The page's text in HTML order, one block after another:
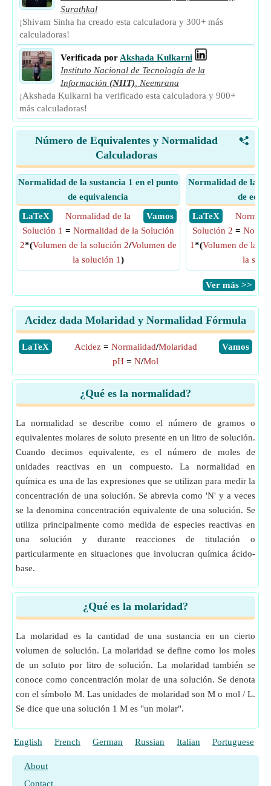
Surathkal
¡Shivam Sinha ha creado esta calculadora y 300+ más
calculadoras!
Verificada por Akshada Kulkarni
Instituto Nacional de Tecnología de la
Información (NIIT)
Neemrana
¡Akshada Kulkarni ha verificado esta calculadora y 900+
más calculadoras!
<
Número de Equivalentes y Normalidad
Calculadoras
Normalidad de la sustancia 1 en el punto
de equivalencia
​ LaTeX
​ Vamos
Normalidad de la
Solución 1 = Normalidad de la Solución
2*(Volumen de la solución 2/Volumen de
la solución 1)
Normalidad de la
de
​ LaTeX
Solución 2 =
1*(Volumen de la
la
​Ver más >>
Acidez dada Molaridad y Normalidad Fórmula
​LaTeX ​Vamos
Acidez= Normalidad/Molaridad
pH = N/Mol
¿Qué es la normalidad?
La normalidad se describe como el número de gramos o
equivalentes molares de soluto presente en un litro de solución.
Cuando decimos equivalente, es el número de moles de
unidades reactivas en un compuesto. La normalidad en
química es una de las expresiones que se utilizan para medir la
concentración de una solución. Se abrevia como 'N' y a veces
se la denomina concentración equivalente de una solución. Se
utiliza principalmente como medida de especies reactivas en
una solución y durante reacciones de titulación o
particularmente en situaciones que involucran química ácido-
base.
¿Qué es la molaridad?
La molaridad es la cantidad de una sustancia en un cierto
volumen de solución. La molaridad se define como los moles
de un soluto por litro de solución. La molaridad también se
conoce como concentración molar de una solución. Se denota
con el símbolo M. Las unidades de molaridad son M o mol / L.
Se dice que una solución 1 M es "un molar".
English French German Russian Italian Portuguese
About
Contact